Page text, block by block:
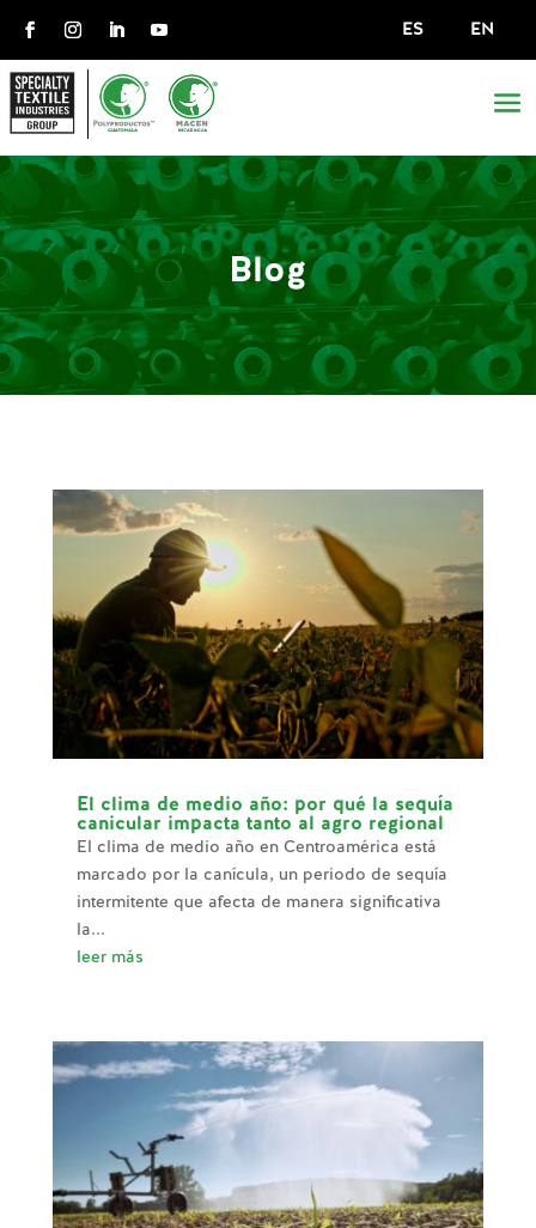
ES EN
Blog
El clima de medio año: por qué la sequía
canicular impacta tanto al agro regional
El clima de medio año en Centroamérica está
marcado por la canícula, un periodo de sequía
intermitente que afecta de manera significativa
la...
leer más